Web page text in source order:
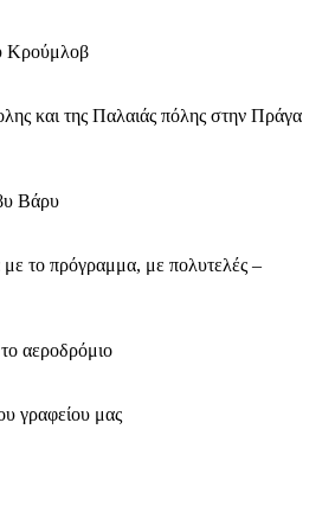
Κρούμλοβ
και της Παλαιάς πόλης στην Πράγα
Βάρυ
το πρόγραμμα, με πολυτελές –
αεροδρόμιο
γραφείου μας